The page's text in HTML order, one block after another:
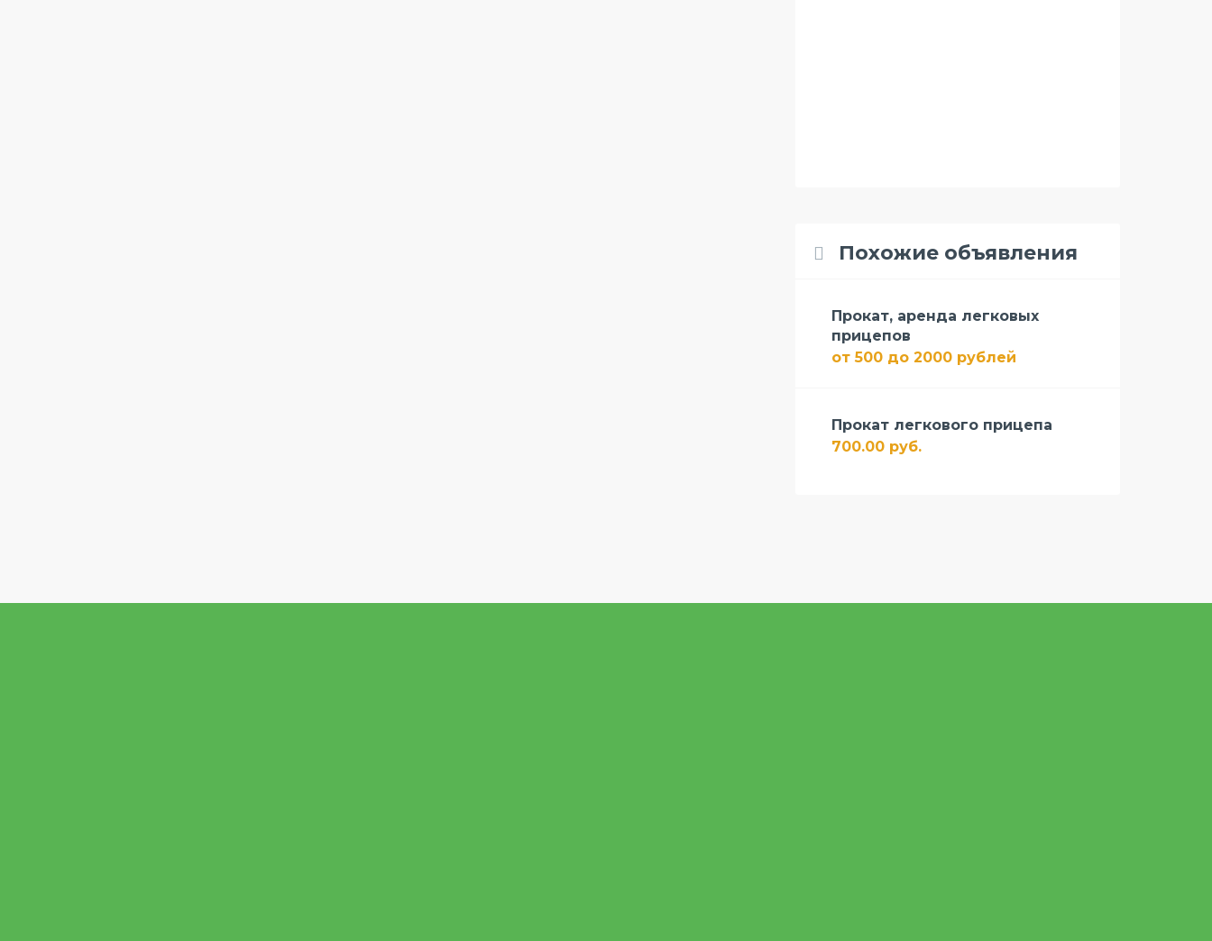
Похожие объявления
Прокат, аренда легковых
прицепов
от 500 до 2000 рублей
Прокат легкового прицепа
700.00 руб.